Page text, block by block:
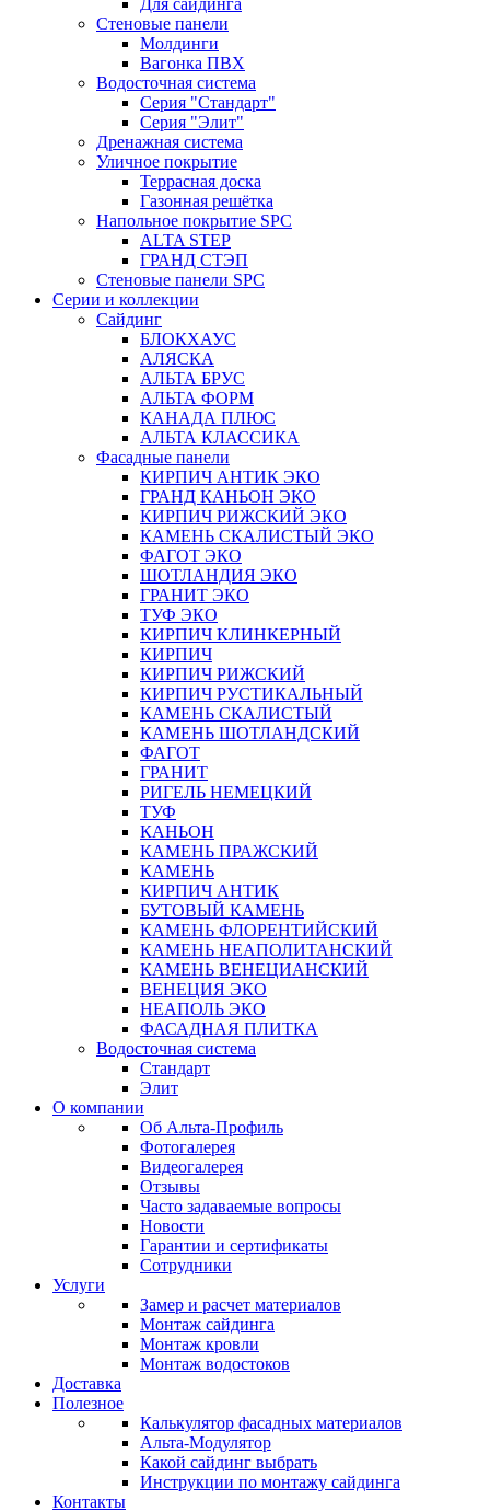
Для сайдинга
Стеновые панели
Молдинги
Вагонка ПВХ
Водосточная система
Серия "Стандарт"
Серия "Элит"
Дренажная система
Уличное покрытие
Террасная доска
Газонная решётка
Напольное покрытие SPC
ALTA STEP
ГРАНД СТЭП
Стеновые панели SPC
Серии и коллекции
Сайдинг
БЛОКХАУС
АЛЯСКА
АЛЬТА БРУС
АЛЬТА ФОРМ
КАНАДА ПЛЮС
АЛЬТА КЛАССИКА
Фасадные панели
КИРПИЧ АНТИК ЭКО
ГРАНД КАНЬОН ЭКО
КИРПИЧ РИЖСКИЙ ЭКО
КАМЕНЬ СКАЛИСТЫЙ ЭКО
ФАГОТ ЭКО
ШОТЛАНДИЯ ЭКО
ГРАНИТ ЭКО
ТУФ ЭКО
КИРПИЧ КЛИНКЕРНЫЙ
КИРПИЧ
КИРПИЧ РИЖСКИЙ
КИРПИЧ РУСТИКАЛЬНЫЙ
КАМЕНЬ СКАЛИСТЫЙ
КАМЕНЬ ШОТЛАНДСКИЙ
ФАГОТ
ГРАНИТ
РИГЕЛЬ НЕМЕЦКИЙ
ТУФ
КАНЬОН
КАМЕНЬ ПРАЖСКИЙ
КАМЕНЬ
КИРПИЧ АНТИК
БУТОВЫЙ КАМЕНЬ
КАМЕНЬ ФЛОРЕНТИЙСКИЙ
КАМЕНЬ НЕАПОЛИТАНСКИЙ
КАМЕНЬ ВЕНЕЦИАНСКИЙ
ВЕНЕЦИЯ ЭКО
НЕАПОЛЬ ЭКО
ФАСАДНАЯ ПЛИТКА
Водосточная система
Стандарт
Элит
О компании
Об Альта-Профиль
Фотогалерея
Видеогалерея
Отзывы
Часто задаваемые вопросы
Новости
Гарантии и сертификаты
Сотрудники
Услуги
Замер и расчет материалов
Монтаж сайдинга
Монтаж кровли
Монтаж водостоков
Доставка
Полезное
Калькулятор фасадных материалов
Альта-Модулятор
Какой сайдинг выбрать
Инструкции по монтажу сайдинга
Контакты